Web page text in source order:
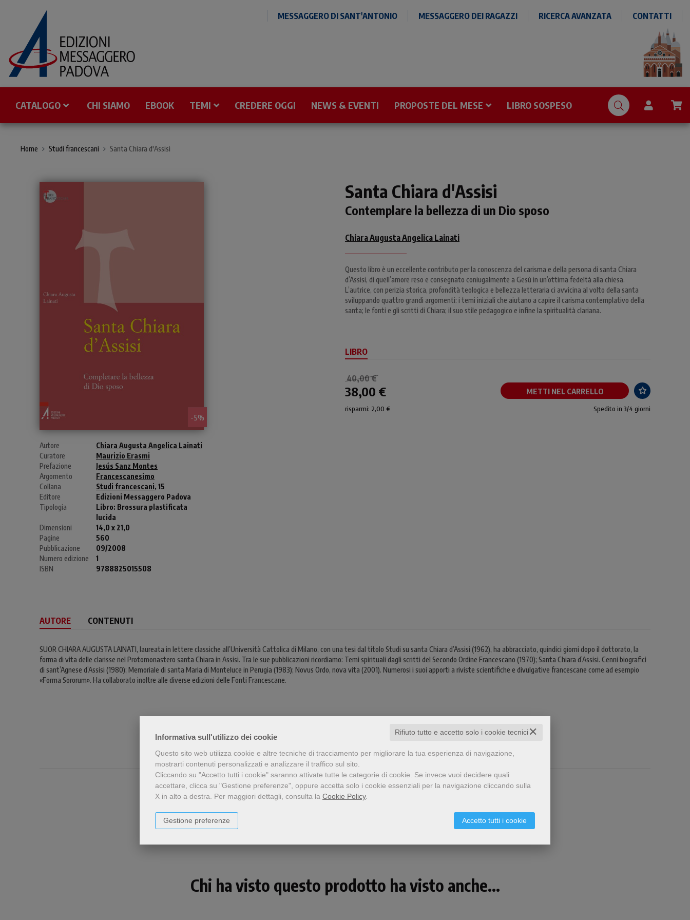
Informativa sull'utilizzo dei cookie ✕
Rifiuto tutto e accetto solo i cookie tecnici
Questo sito web utilizza cookie e altre tecniche di tracciamento per migliorare la tua esperienza di navigazione,
mostrarti contenuti personalizzati e analizzare il traffico sul sito.
Cliccando su "Accetto tutti i cookie" saranno attivate tutte le categorie di cookie. Se invece vuoi decidere quali
accettare, clicca su "Gestione preferenze", oppure accetta solo i cookie essenziali per la navigazione cliccando sulla
X in alto a destra. Per maggiori dettagli, consulta la Cookie Policy.
Accetto tutti i cookie
Gestione preferenze
MESSAGGERO DI SANT'ANTONIO MESSAGGERO DEI RAGAZZI RICERCA AVANZATA CONTATTI
CATALOGO CHI SIAMO EBOOK TEMI CREDERE OGGI NEWS & EVENTI PROPOSTE DEL MESE LIBRO SOSPESO
Home Studi francescani Santa Chiara d'Assisi
- 5%
Autore
Chiara Augusta Angelica Lainati
Curatore
Maurizio Erasmi
Prefazione
Jesús Sanz Montes
Argomento
Francescanesimo
Collana
Studi francescani, 15
Editore
Edizioni Messaggero Padova
Tipologia
Libro: Brossura plastificata
lucida
Dimensioni
14,0 x 21,0
Pagine
560
Pubblicazione
09/2008
Numero edizione
1
ISBN
9788825015508
Santa Chiara d'Assisi
Contemplare la bellezza di un Dio sposo
Chiara Augusta Angelica Lainati
Questo libro è un eccellente contributo per la conoscenza del carisma e della persona di santa Chiara
d’Assisi, di quell’amore reso e consegnato coniugalmente a Gesù in un’ottima fedeltà alla chiesa.
L’autrice, con perizia storica, profondità teologica e bellezza letteraria ci avvicina al volto della santa
sviluppando quattro grandi argomenti: i temi iniziali che aiutano a capire il carisma contemplativo della
santa; le fonti e gli scritti di Chiara; il suo stile pedagogico e infine la spiritualità clariana.
LIBRO
40,00 €
38,00 € METTI NEL CARRELLO
risparmi: 2,00 € Spedito in 3/4 giorni
AUTORE CONTENUTI
SUOR CHIARA AUGUSTA LAINATI, laureata in lettere classiche all’Università Cattolica di Milano, con una tesi dal titolo Studi su santa Chiara d’Assisi (1962), ha abbracciato, quindici giorni dopo il dottorato, la
forma di vita delle clarisse nel Protomonastero santa Chiara in Assisi. Tra le sue pubblicazioni ricordiamo: Temi spirituali dagli scritti del Secondo Ordine Francescano (1970); Santa Chiara d’Assisi. Cenni biografici
di sant’Agnese d’Assisi (1980); Memoriale di santa Maria di Monteluce in Perugia (1983); Novus Ordo, nova vita (2001). Numerosi i suoi apporti a riviste scientifiche e divulgative francescane come ad esempio
«Forma Sororum». Ha collaborato inoltre alle diverse edizioni delle Fonti Francescane.
Chi ha visto questo prodotto ha visto anche...